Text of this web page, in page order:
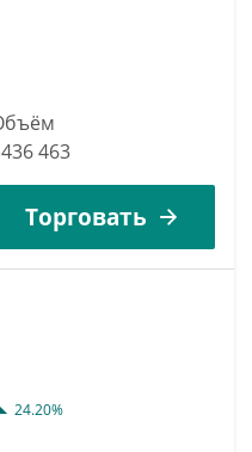
463
Торговать
24.20%